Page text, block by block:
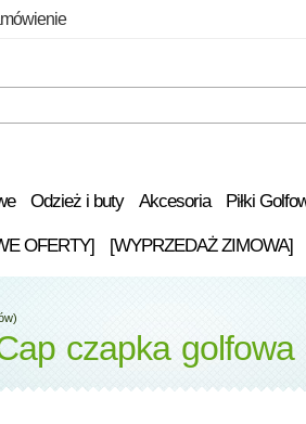
Odzież i buty Akcesoria Piłki
OFERTY] [WYPRZEDAŻ ZIMOWA]
czapka